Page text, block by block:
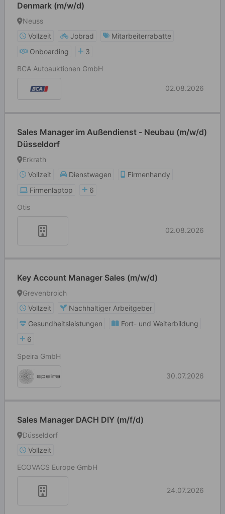
Denmark (m/w/d)
Neuss
Vollzeit
Jobrad
Mitarbeiterrabatte
Onboarding
3
BCA Autoauktionen GmbH
02.08.2026
Sales Manager im Außendienst - Neubau (m/w/d)
Düsseldorf
Erkrath
Vollzeit
Dienstwagen
Firmenhandy
Firmenlaptop
6
Otis
02.08.2026
Key Account Manager Sales (m/w/d)
Grevenbroich
Vollzeit
Nachhaltiger Arbeitgeber
Gesundheitsleistungen
Fort- und Weiterbildung
6
Speira GmbH
30.07.2026
Sales Manager DACH DIY (m/f/d)
Düsseldorf
Vollzeit
ECOVACS Europe GmbH
24.07.2026